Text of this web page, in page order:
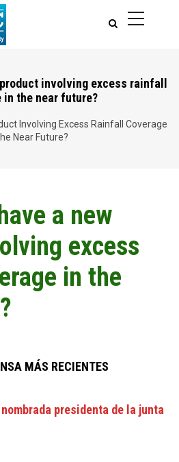
involving excess rainfall
in the near future?
Involving Excess Rainfall Coverage
Near Future?
a new
excess
in the
MÁS RECIENTES
presidenta de la junta